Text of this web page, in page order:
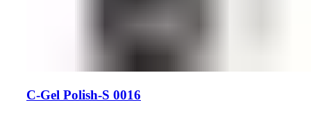
C-Gel Polish-S 0016